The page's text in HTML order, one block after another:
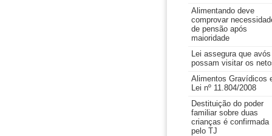
Alimentando deve
comprovar
de pensão após
maioridade
Lei assegura que avós
possam visitar os
Alimentos Gravídicos
Lei nº 11.804/2008
Destituição do poder
familiar sobre duas
crianças é confirmada
pelo TJ